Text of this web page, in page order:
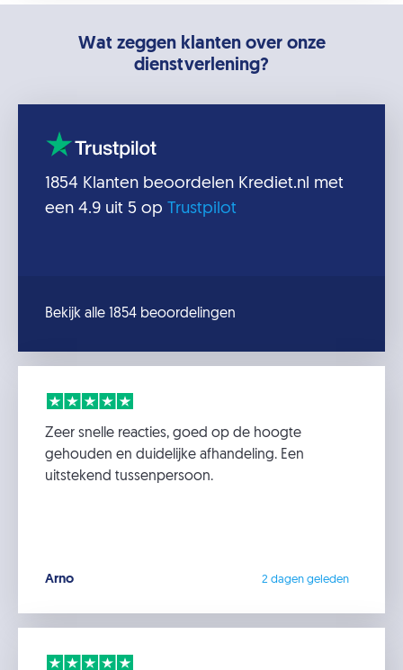
Wat zeggen klanten over onze
dienstverlening?
1854 Klanten beoordelen Krediet.nl met
een 4.9 uit 5 op Trustpilot
Bekijk alle 1854 beoordelingen
Zeer snelle reacties, goed op de hoogte
gehouden en duidelijke afhandeling. Een
uitstekend tussenpersoon.
Arno 2 dagen geleden